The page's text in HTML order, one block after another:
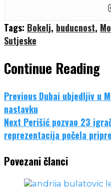
Tags: Bokelj, buducnost,
Sutjeske
Continue Reading
Previous Dubai ubjedljiv u
nastavku
Next Perišić pozvao 23
reprezentacija počela
Povezani članci